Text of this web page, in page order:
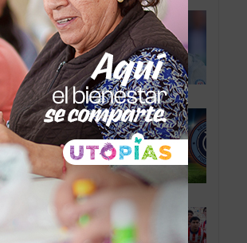
oferta
Lira mientras
en su radar
seis puntos
City con
para más
un milagro
tropiezo ante